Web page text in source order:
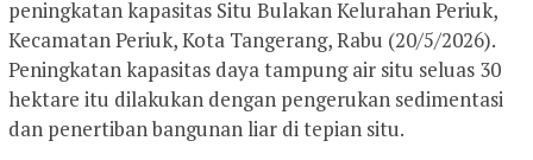
peningkatan kapasitas Situ Bulakan Kelurahan Periuk,
Kecamatan Periuk, Kota Tangerang, Rabu (20/5/2026).
Peningkatan kapasitas daya tampung air situ seluas 30
hektare itu dilakukan dengan pengerukan sedimentasi
dan penertiban bangunan liar di tepian situ.